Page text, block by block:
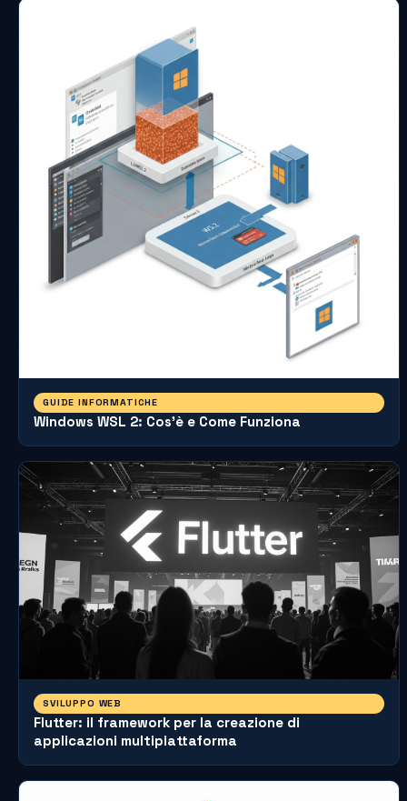
GUIDE INFORMATICHE
Windows WSL 2: Cos'è e Come Funziona
SVILUPPO WEB
Flutter: il framework per la creazione di
applicazioni multipiattaforma